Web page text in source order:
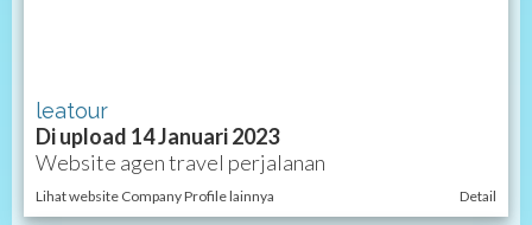
leatour
Di upload 14 Januari 2023
Website agen travel perjalanan
Lihat website Company Profile lainnya Detail